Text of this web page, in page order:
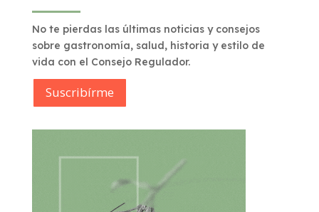
No te pierdas las últimas noticias y consejos
sobre gastronomía, salud, historia y estilo de
vida con el Consejo Regulador.
Suscribírme